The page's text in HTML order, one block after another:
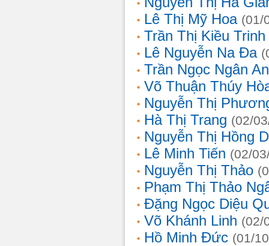
Lê Thị Mỹ Hoa (01/
Trần Thị Kiều Trinh
Lê Nguyễn Na Đa
Trần Ngọc Ngân
Võ Thuận Thúy
Nguyễn Thị
Hà Thị Trang (02/
Nguyễn Thị Hồng
Lê Minh Tiến (02/
Nguyễn Thị Thảo
Phạm Thị Thảo
Đặng Ngọc Diệu
Võ Khánh Linh (02/
Hồ Minh Đức (01/